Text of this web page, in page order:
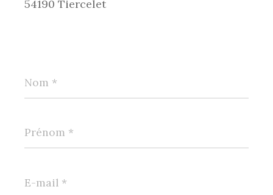
54190 Tiercelet
*
*
mail